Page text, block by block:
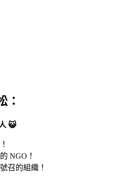
：
😺
NGO！
召的組織！